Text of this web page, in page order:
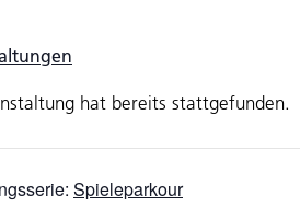
hat bereits stattgefunden.
Spieleparkour